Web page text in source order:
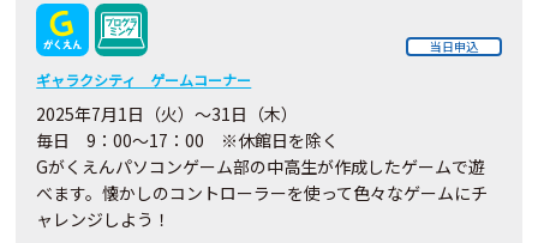
当日申込
ギャラクシティ ゲームコーナー
2025年7月1日（火）～31日（木）
毎日 9：00～17：00 ※休館日を除く
Gがくえんパソコンゲーム部の中高生が作成したゲームで遊
べます。懐かしのコントローラーを使って色々なゲームにチ
ャレンジしよう！